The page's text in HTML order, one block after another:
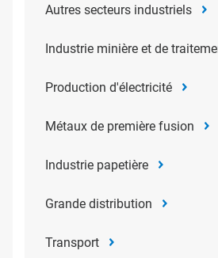
Autres secteurs industriels
Industrie minière et de
Production d'électricité
Métaux de première fusion
Industrie papetière
Grande distribution
Transport